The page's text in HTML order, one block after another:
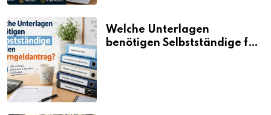
Welche Unterlagen
benötigen Selbstständige für